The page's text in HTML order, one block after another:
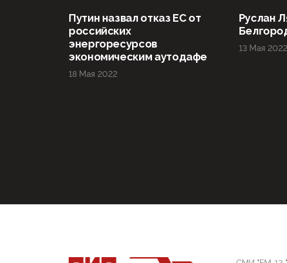
Путин назвал отказ ЕС от
российских
энергоресурсов
экономическим аутодафе
18 Мая 2022
Руслан
13 Мая 2022